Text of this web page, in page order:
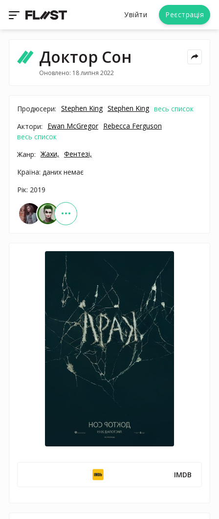
Увійти Реєстрація
Доктор Сон
Оновлено: 18 липня 2022
Продюсери: Stephen King Stephen King весь список
Актори:
Ewan McGregor Rebecca Ferguson
весь список
Жанр: Жахи, Фентезі,
Країна: даних немає
Рік: 2019
IMDB